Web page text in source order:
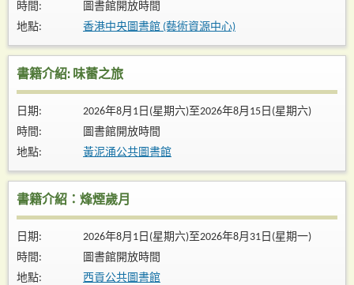
時間:
圖書館開放時間
地點:
香港中央圖書館 (藝術資源中心)
書籍介紹: 味蕾之旅
日期:
2026年8月1日(星期六)至2026年8月15日(星期六)
時間:
圖書館開放時間
地點:
黃泥涌公共圖書館
書籍介紹：烽煙歲月
日期:
2026年8月1日(星期六)至2026年8月31日(星期一)
時間:
圖書館開放時間
地點:
西貢公共圖書館